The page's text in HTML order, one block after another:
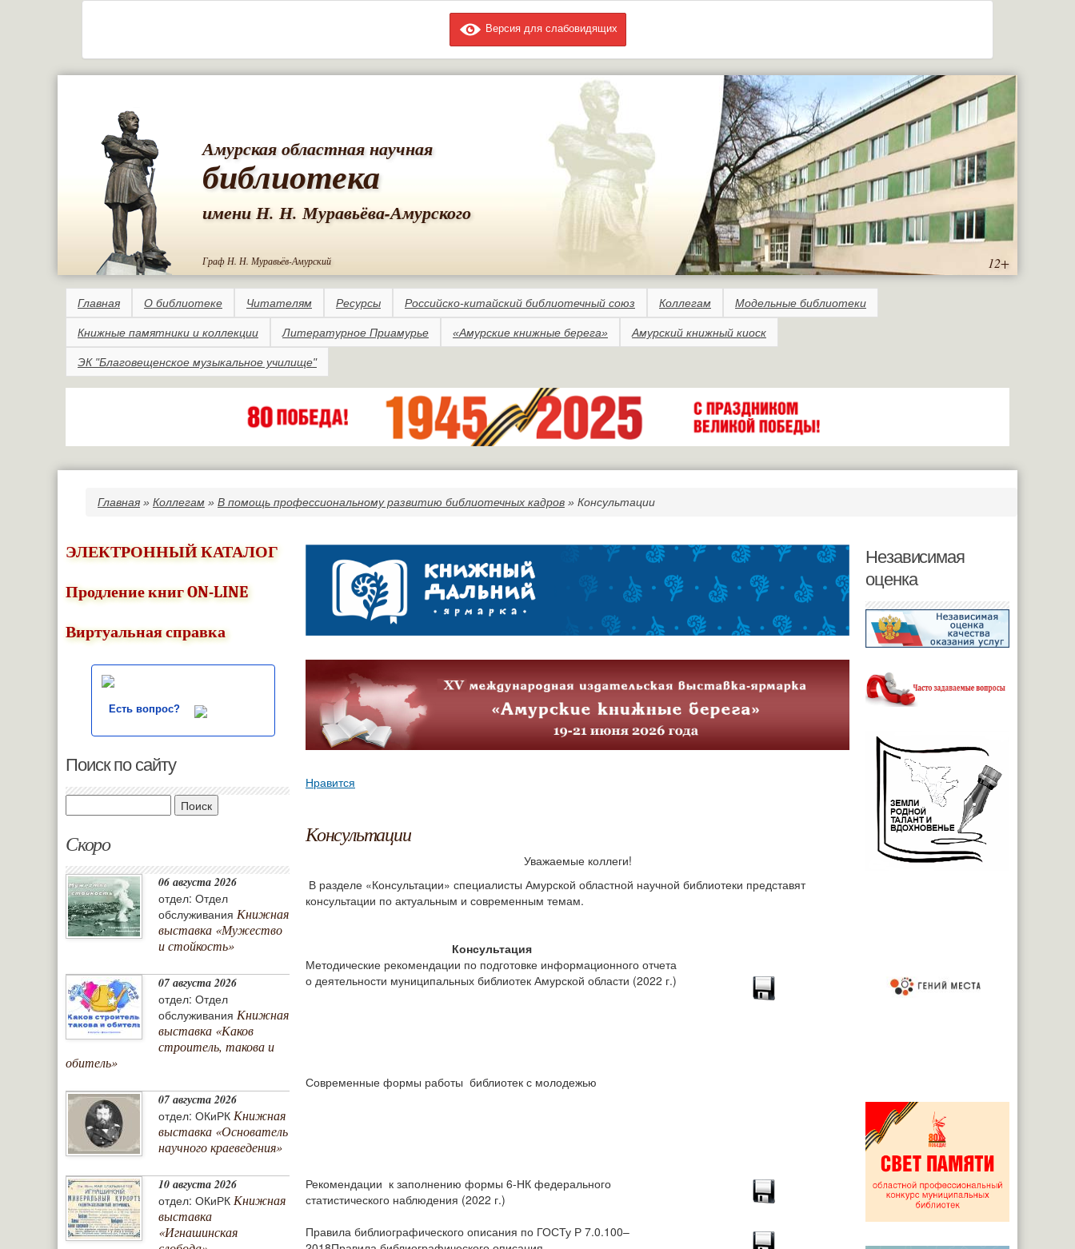
Версия для слабовидящих
Амурская областная научная
библиотека
имени Н. Н. Муравьёва-Амурского
Граф Н. Н. Муравьёв-Амурский 12+
Главная О библиотеке Читателям Ресурсы Российско-китайский библиотечный союз Коллегам Модельные библиотеки
Книжные памятники и коллекции Литературное Приамурье «Амурские книжные берега» Амурский книжный киоск
ЭК "Благовещенское музыкальное училище"
Вы здесь
Главная » Коллегам » В помощь профессиональному развитию библиотечных кадров » Консультации
ЭЛЕКТРОННЫЙ КАТАЛОГ
Продление книг ON-LINE
Виртуальная справка
Есть вопрос?
Поиск по сайту
Скоро
06 августа 2026
отдел: Отдел
обслуживания Книжная
выставка «Мужество
и стойкость»
07 августа 2026
отдел: Отдел
обслуживания Книжная
выставка «Каков
строитель, такова и
обитель»
07 августа 2026
отдел: ОКиРК Книжная
выставка «Основатель
научного краеведения»
10 августа 2026
отдел: ОКиРК Книжная
выставка
«Игнашинская
Нравится
Консультации
Уважаемые коллеги!
В разделе «Консультации» специалисты Амурской областной научной библиотеки представят
консультации по актуальным и современным темам.
Консультация
Методические рекомендации по подготовке информационного отчета
о деятельности муниципальных библиотек Амурской области (2022 г.)
Современные формы работы библиотек с молодежью
Рекомендации к заполнению формы 6-НК федерального
статистического наблюдения (2022 г.)
Правила библиографического описания по ГОСТу Р 7.0.100–
Независимая
оценка